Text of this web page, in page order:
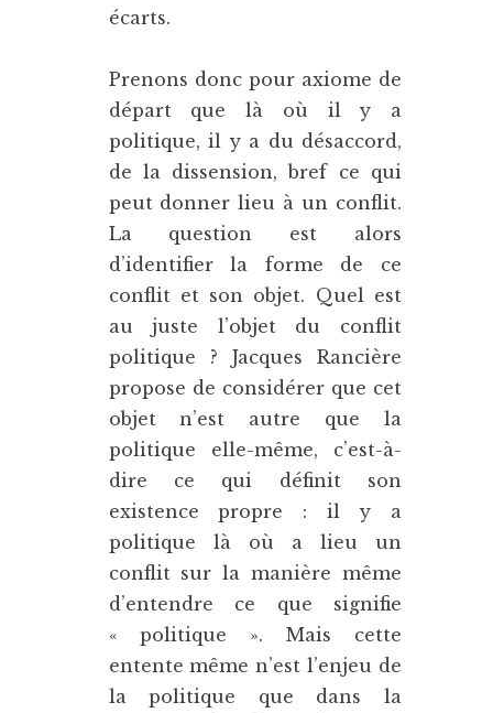
écarts.
Prenons donc pour axiome de
départ que là où il y a
politique, il y a du désaccord,
de la dissension, bref ce qui
peut donner lieu à un conflit.
La question est alors
d’identifier la forme de ce
conflit et son objet. Quel est
au juste l’objet du conflit
politique ? Jacques Rancière
propose de considérer que cet
objet n’est autre que la
politique elle-même, c’est-à-
dire ce qui définit son
existence propre : il y a
politique là où a lieu un
conflit sur la manière même
d’entendre ce que signifie
« politique ». Mais cette
entente même n’est l’enjeu de
la politique que dans la